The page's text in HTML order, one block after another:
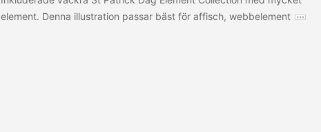
element. Denna illustration passar bäst för affisch, webbelement